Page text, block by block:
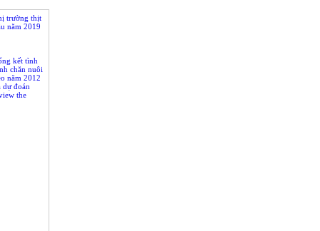
trường thịt
năm 2019
kết tình
chăn nuôi
năm 2012
dự đoán
the